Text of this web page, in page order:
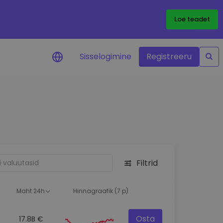
Loe teadet
Sisselogimine Registreeru
Filtrid
Maht 24h Hinnagraafik (7 p)
17.8B € Osta